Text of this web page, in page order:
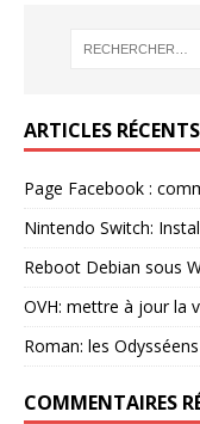
ARTICLES RÉCENTS
Page Facebook :
Nintendo Switch:
Reboot Debian sous
OVH: mettre à jour la
Roman: les
COMMENTAIRES